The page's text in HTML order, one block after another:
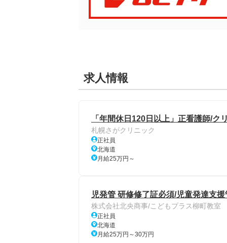
求人情報
「年間休日120日以上」正看護師/ク
札幌さがクリニック
正社員
北海道
月給25万円～
児発管 研修修了証必須/児童発達支
株式会社北央商事/こどもプラス柳町教室
正社員
北海道
月給25万円～30万円